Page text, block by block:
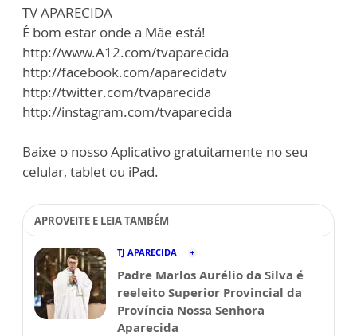
TV APARECIDA
É bom estar onde a Mãe está!
http://www.A12.com/tvaparecida
http://facebook.com/aparecidatv
http://twitter.com/tvaparecida
http://instagram.com/tvaparecida
Baixe o nosso Aplicativo gratuitamente no seu
celular, tablet ou iPad.
APROVEITE E LEIA TAMBÉM
TJ APARECIDA
Padre Marlos Aurélio da Silva é
reeleito Superior Provincial da
Província Nossa Senhora
Aparecida